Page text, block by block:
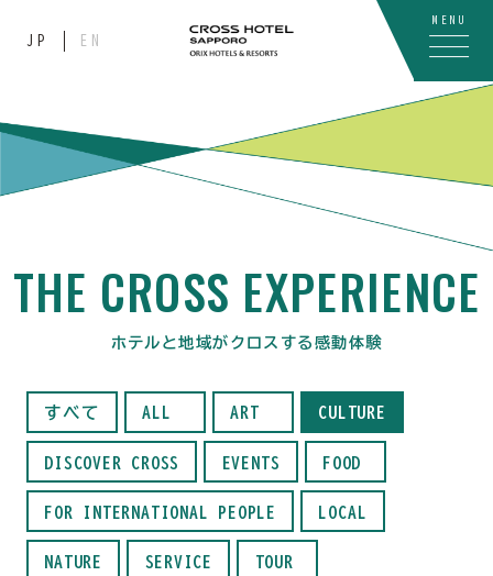
JP EN
MENU
THE CROSS EXPERIENCE
ホテルと地域がクロスする感動体験
すべて ALL ART CULTURE
DISCOVER CROSS EVENTS FOOD
FOR INTERNATIONAL PEOPLE LOCAL
NATURE SERVICE TOUR